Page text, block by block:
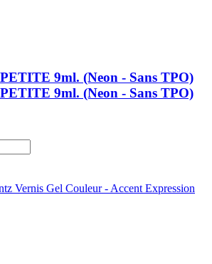
9ml. (Neon - Sans TPO)
9ml. (Neon - Sans TPO)